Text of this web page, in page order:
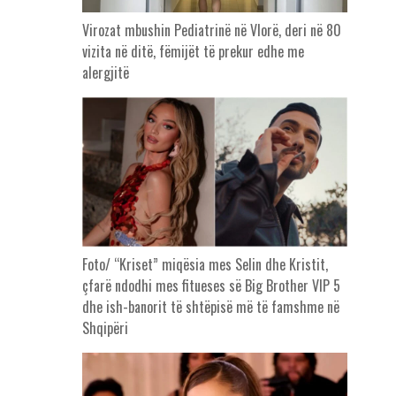
Virozat mbushin Pediatrinë në Vlorë, deri në 80
vizita në ditë, fëmijët të prekur edhe me
alergjitë
Foto/ “Kriset” miqësia mes Selin dhe Kristit,
çfarë ndodhi mes fitueses së Big Brother VIP 5
dhe ish-banorit të shtëpisë më të famshme në
Shqipëri